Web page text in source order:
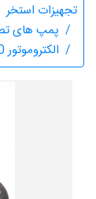
تجهیزات استخر
پمپ های
الکتروموتور 3000 دور ایتال موتورز مدل 9G160250XA